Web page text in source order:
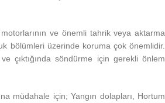
ve önemli tahrik veya aktarma
bölümleri üzerinde koruma çok önemlidir.
çıktığında söndürme için gerekli önlem
müdahale için; Yangın dolapları, Hortum